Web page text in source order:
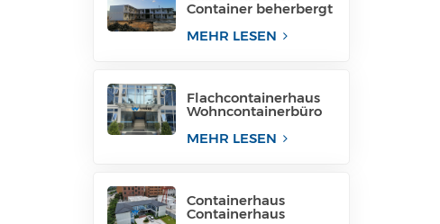
Container beherbergt
Containern
MEHR LESEN
Flachcontainerhaus
Wohncontainerbüro
MEHR LESEN
Containerhaus
Containerhaus